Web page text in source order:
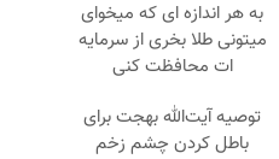
به هر اندازه ای که میخوای
میتونی طلا بخری از سرمایه
ات محافظت کنی
توصیه آیت‌الله بهجت برای
باطل کردن چشم زخم